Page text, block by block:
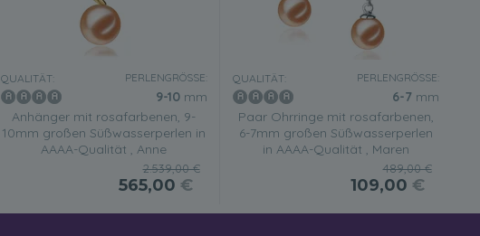
QUALITÄT: PERLENGRÖSSE:
9-10mm
Anhänger mit rosafarbenen, 9-
10mm großen Süßwasserperlen in
AAAA-Qualität , Anne
2.539,00 €
565,00 €
QUALITÄT: PERLENGRÖSSE:
6-7 mm
Paar Ohrringe mit rosafarbenen,
6-7mm großen Süßwasserperlen
in AAAA-Qualität , Maren
489,00 €
109,00 €